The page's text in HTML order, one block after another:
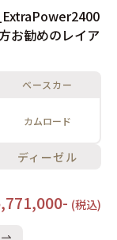
お勧めのレイア
ベースカー
カムロード
ディーゼル
(税込)